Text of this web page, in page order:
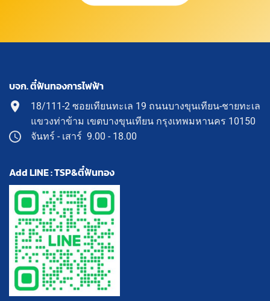
บจก. ตี๋ฟันทองการไฟฟ้า
18/111-2 ซอยเทียนทะเล 19 ถนนบางขุนเทียน-ชายทะเล
แขวงท่าข้าม เขตบางขุนเทียน กรุงเทพมหานคร 10150
จันทร์ - เสาร์ 9.00 - 18.00
Add LINE : TSP&ตี๋ฟันทอง